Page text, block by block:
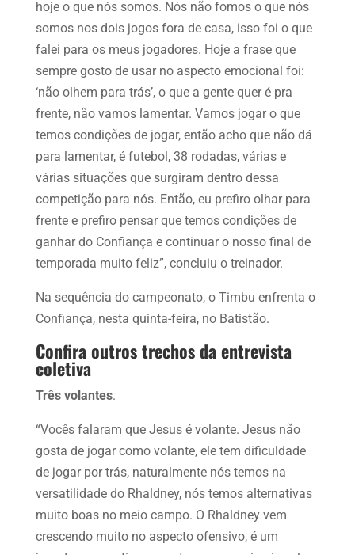
hoje o que nós somos. Nós não fomos o que nós
somos nos dois jogos fora de casa, isso foi o que
falei para os meus jogadores. Hoje a frase que
sempre gosto de usar no aspecto emocional foi:
‘não olhem para trás’, o que a gente quer é pra
frente, não vamos lamentar. Vamos jogar o que
temos condições de jogar, então acho que não dá
para lamentar, é futebol, 38 rodadas, várias e
várias situações que surgiram dentro dessa
competição para nós. Então, eu prefiro olhar para
frente e prefiro pensar que temos condições de
ganhar do Confiança e continuar o nosso final de
temporada muito feliz”, concluiu o treinador.
Na sequência do campeonato, o Timbu enfrenta o
Confiança, nesta quinta-feira, no Batistão.
Confira outros trechos da entrevista
coletiva
Três volantes.
“Vocês falaram que Jesus é volante. Jesus não
gosta de jogar como volante, ele tem dificuldade
de jogar por trás, naturalmente nós temos na
versatilidade do Rhaldney, nós temos alternativas
muito boas no meio campo. O Rhaldney vem
crescendo muito no aspecto ofensivo, é um